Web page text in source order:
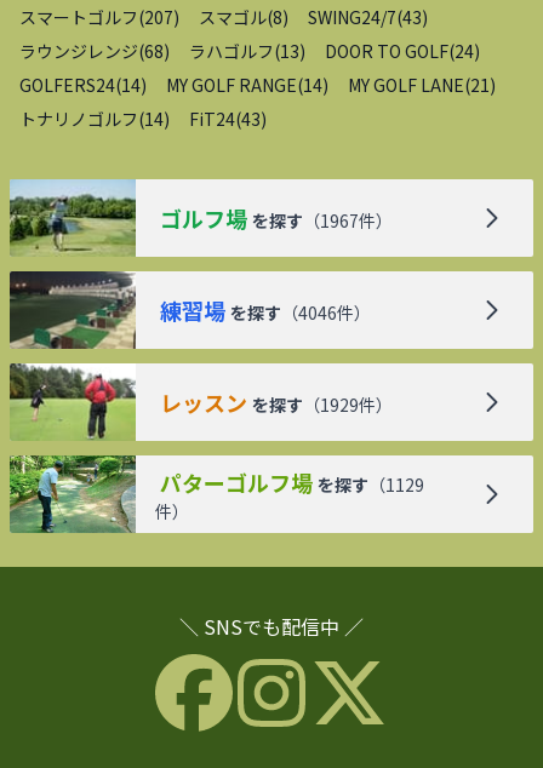
スマートゴルフ(207) スマゴル(8) SWING24/7(43)
ラウンジレンジ(68) ラハゴルフ(13) DOOR TO GOLF(24)
GOLFERS24(14) MY GOLF RANGE(14) MY GOLF LANE(21)
トナリノゴルフ(14) FiT24(43)
ゴルフ場 を探す （1967件）
練習場 を探す （4046件）
レッスン を探す （1929件）
パターゴルフ場 を探す （1129
件）
＼ SNSでも配信中 ／